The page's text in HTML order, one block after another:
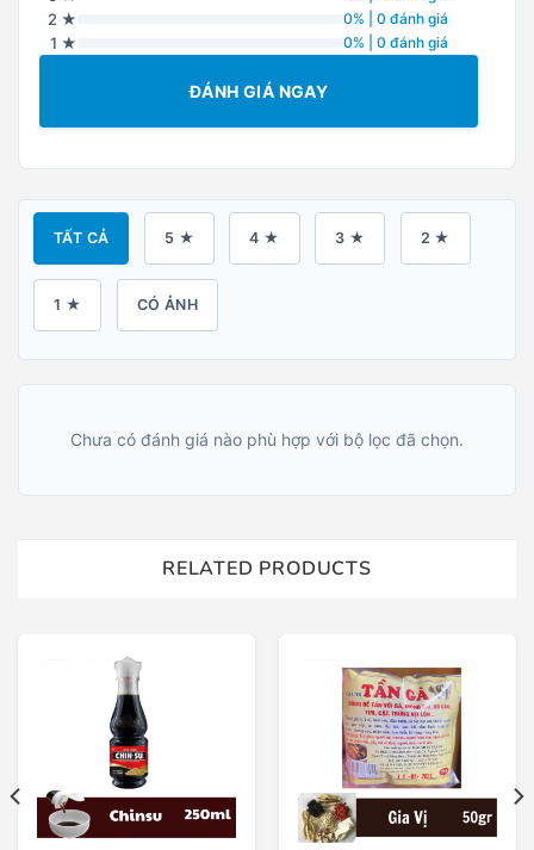
2 ★ 0% | 0 đánh giá
1 ★ 0% | 0 đánh giá
ĐÁNH GIÁ NGAY
TẤT CẢ 5 ★ 4 ★ 3 ★ 2 ★
1 ★ CÓ ẢNH
Chưa có đánh giá nào phù hợp với bộ lọc đã chọn.
RELATED PRODUCTS